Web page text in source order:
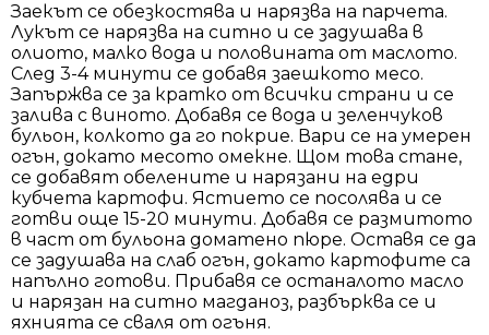
Заекът се обезкостява и нарязва на парчета.
Лукът се нарязва на ситно и се задушава в
олиото, малко вода и половината от маслото.
След 3-4 минути се добавя заешкото месо.
Запържва се за кратко от всички страни и се
залива с виното. Добавя се вода и зеленчуков
бульон, колкото да го покрие. Вари се на умерен
огън, докато месото омекне. Щом това стане,
се добавят обелените и нарязани на едри
кубчета картофи. Ястието се посолява и се
готви още 15-20 минути. Добавя се размитото
в част от бульона доматено пюре. Оставя се да
се задушава на слаб огън, докато картофите са
напълно готови. Прибавя се останалото масло
и нарязан на ситно магданоз, разбърква се и
яхнията се сваля от огъня.